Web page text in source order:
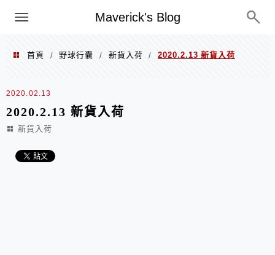
Maverick's Blog
Menu
首頁 / 野球行囊 / 新貨入荷 / 2020.2.13 新貨入荷
2020.02.13
2020.2.13 新貨入荷
新貨入荷